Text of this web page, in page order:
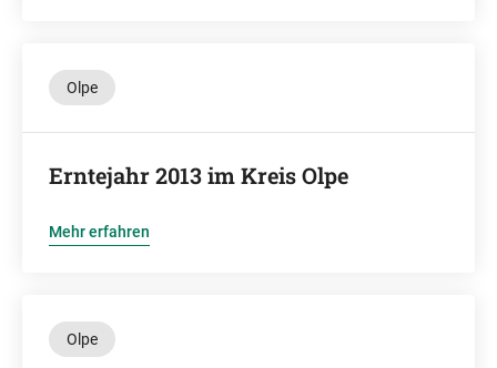
Olpe
Erntejahr 2013 im Kreis Olpe
Mehr erfahren
Olpe